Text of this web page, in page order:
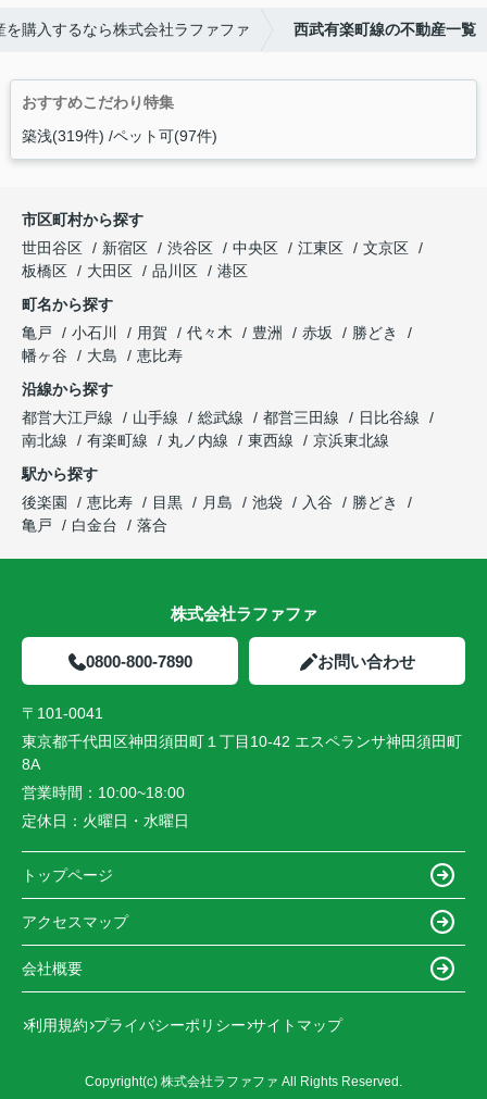
を購入するなら株式会社ラファファ 西武有楽町線の不動産一覧
おすすめこだわり特集
築浅(319件) ペット可(97件)
市区町村から探す
世田谷区
新宿区 渋谷区 中央区 江東区
文京区
板橋区
大田区 品川区
港区
町名から探す
亀戸
小石川 用賀 代々木 豊洲 赤坂
勝どき
幡ヶ谷
大島
恵比寿
沿線から探す
都営大江戸線
山手線 総武線 都営三田線
日比谷線
南北線
有楽町線 丸ノ内線 東西線
京浜東北線
駅から探す
後楽園
恵比寿 目黒 月島 池袋 入谷
勝どき
亀戸
白金台 落合
株式会社ラファファ
0800-800-7890 お問い合わせ
〒101-0041
東京都千代田区神田須田町１丁目10-42 エスペランサ神田須田町
8A
営業時間： 10:00~18:00
定休日： 火曜日・水曜日
トップページ
アクセスマップ
会社概要
利用規約 プライバシーポリシー サイトマップ
Copyright(c) 株式会社ラファファ All Rights Reserved.